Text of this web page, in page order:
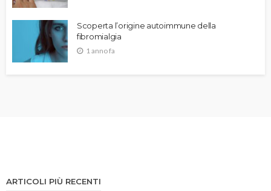
Scoperta l’origine autoimmune della
fibromialgia
1 anno fa
ARTICOLI PIÙ RECENTI